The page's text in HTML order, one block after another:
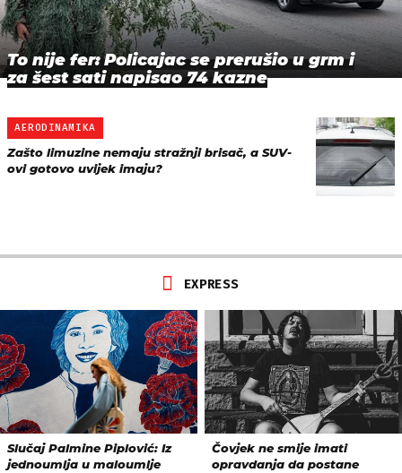
To nije fer: Policajac se prerušio u grm i
za šest sati napisao 74 kazne
AERODINAMIKA
Zašto limuzine nemaju stražnji brisač, a SUV-
ovi gotovo uvijek imaju?